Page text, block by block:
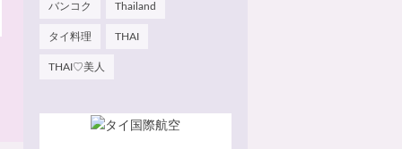
バンコク Thailand
タイ料理 THAI
THAI♡美人